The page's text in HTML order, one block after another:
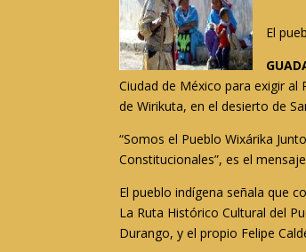
El
Ciudad de México para exigir
de Wirikuta, en el desierto de
“Somos el Pueblo Wixárika
Constitucionales”, es el
El pueblo indígena señala que
La Ruta Histórico Cultural del
Durango, y el propio Felipe